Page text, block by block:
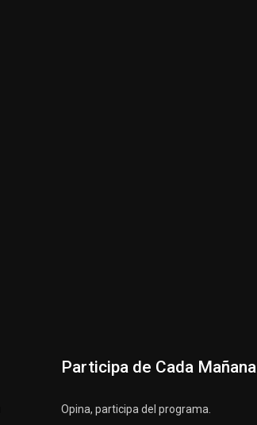
Participa de Cada Mañana
Opina, participa del programa.